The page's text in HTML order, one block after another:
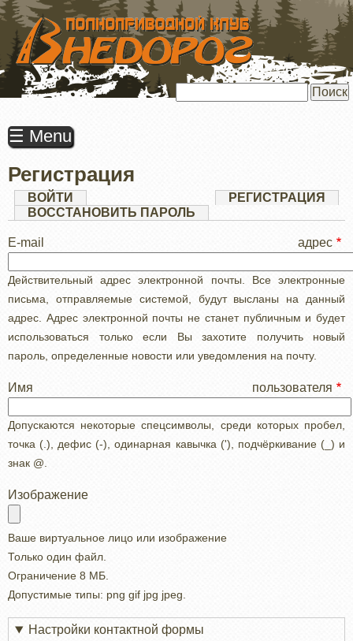
ПЕРЕЙТИ
ОСНОВНОМУ
СОДЕРЖАНИЮ
☰ Menu
Регистрация
Главные
вкладки
ВОЙТИ РЕГИСТРАЦИЯ
ВОССТАНОВИТЬ ПАРОЛЬ
E-mail адрес
Действительный адрес электронной почты. Все электронные
письма, отправляемые системой, будут высланы на данный
адрес. Адрес электронной почты не станет публичным и будет
использоваться только если Вы захотите получить новый
пароль, определенные новости или уведомления на почту.
Имя пользователя
Допускаются некоторые спецсимволы, среди которых пробел,
точка (.), дефис (-), одинарная кавычка ('), подчёркивание (_) и
знак @.
Изображение
Ваше виртуальное лицо или изображение
Только один файл.
Ограничение 8 МБ.
Допустимые типы: png gif jpg jpeg.
Настройки контактной формы